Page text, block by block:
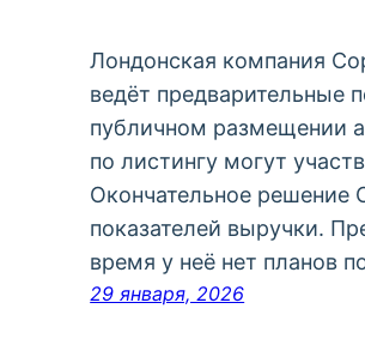
Лондонская компания
ведёт предварительные
публичном размещении
по листингу могут
Окончательное решение
показателей выручки.
время у неё нет планов
29 января, 2026